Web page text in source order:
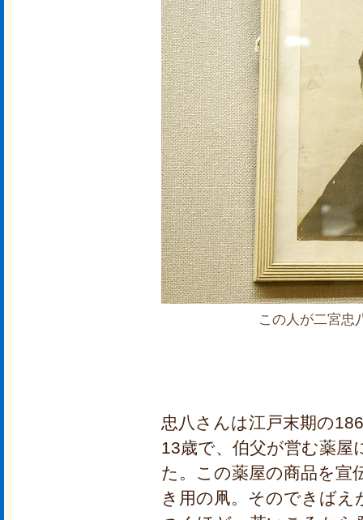
この人が二宮忠
忠八さんは江戸末期の
13歳で、伯父が営む薬
た。この薬屋の商品を宣
き用の凧。そのできば